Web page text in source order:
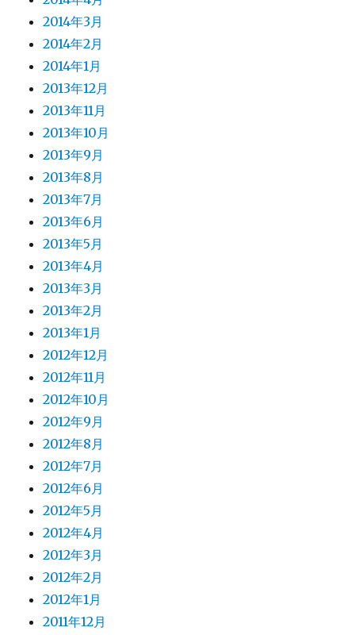
2014年3月
2014年2月
2014年1月
2013年12月
2013年11月
2013年10月
2013年9月
2013年8月
2013年7月
2013年6月
2013年5月
2013年4月
2013年3月
2013年2月
2013年1月
2012年12月
2012年11月
2012年10月
2012年9月
2012年8月
2012年7月
2012年6月
2012年5月
2012年4月
2012年3月
2012年2月
2012年1月
2011年12月